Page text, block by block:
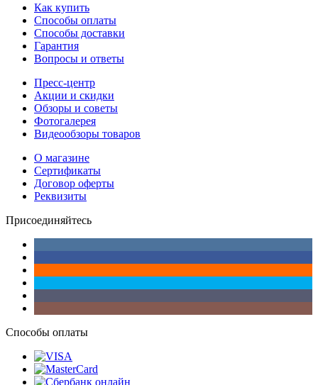
Как купить
Способы оплаты
Способы доставки
Гарантия
Вопросы и ответы
Пресс-центр
Акции и скидки
Обзоры и советы
Фотогалерея
Видеообзоры товаров
О магазине
Сертификаты
Договор оферты
Реквизиты
Присоединяйтесь
Способы оплаты